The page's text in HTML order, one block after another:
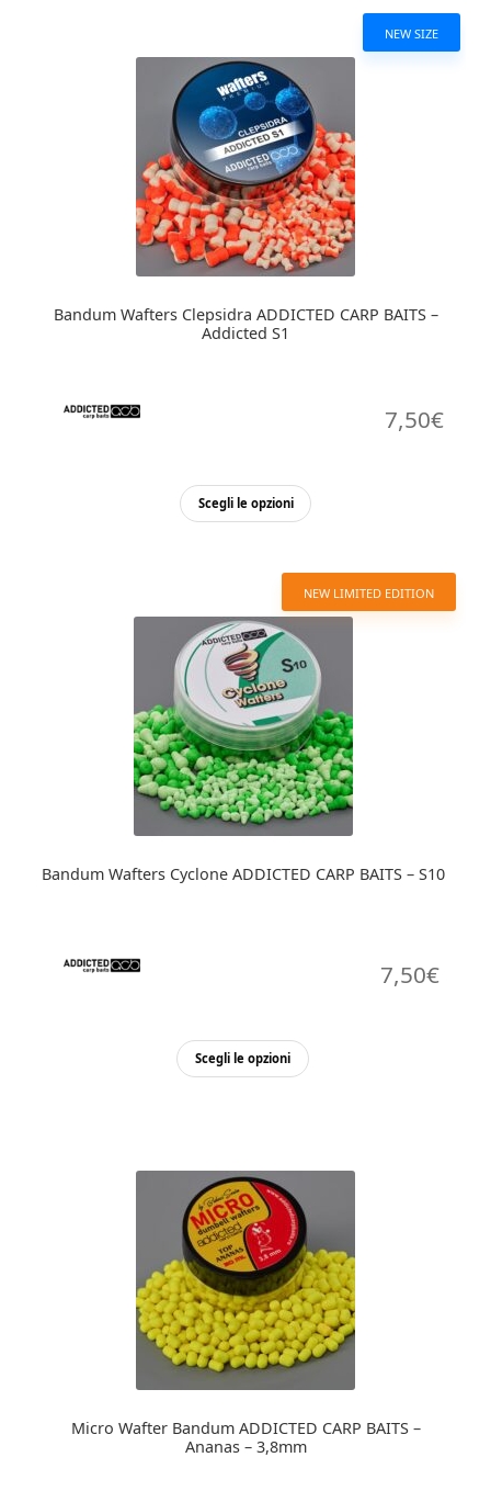
NEW SIZE
Bandum Wafters Clepsidra ADDICTED CARP BAITS –
Addicted S1
7,50€
Scegli le opzioni
Questo
più
varianti.
opzioni
possono
essere
scelte
nella
pagina
del
NEW LIMITED EDITION
Bandum Wafters Cyclone ADDICTED CARP BAITS – S10
7,50€
Scegli le opzioni
Questo
possono
essere
scelte
nella
pagina
Micro Wafter Bandum ADDICTED CARP BAITS –
Ananas – 3,8mm